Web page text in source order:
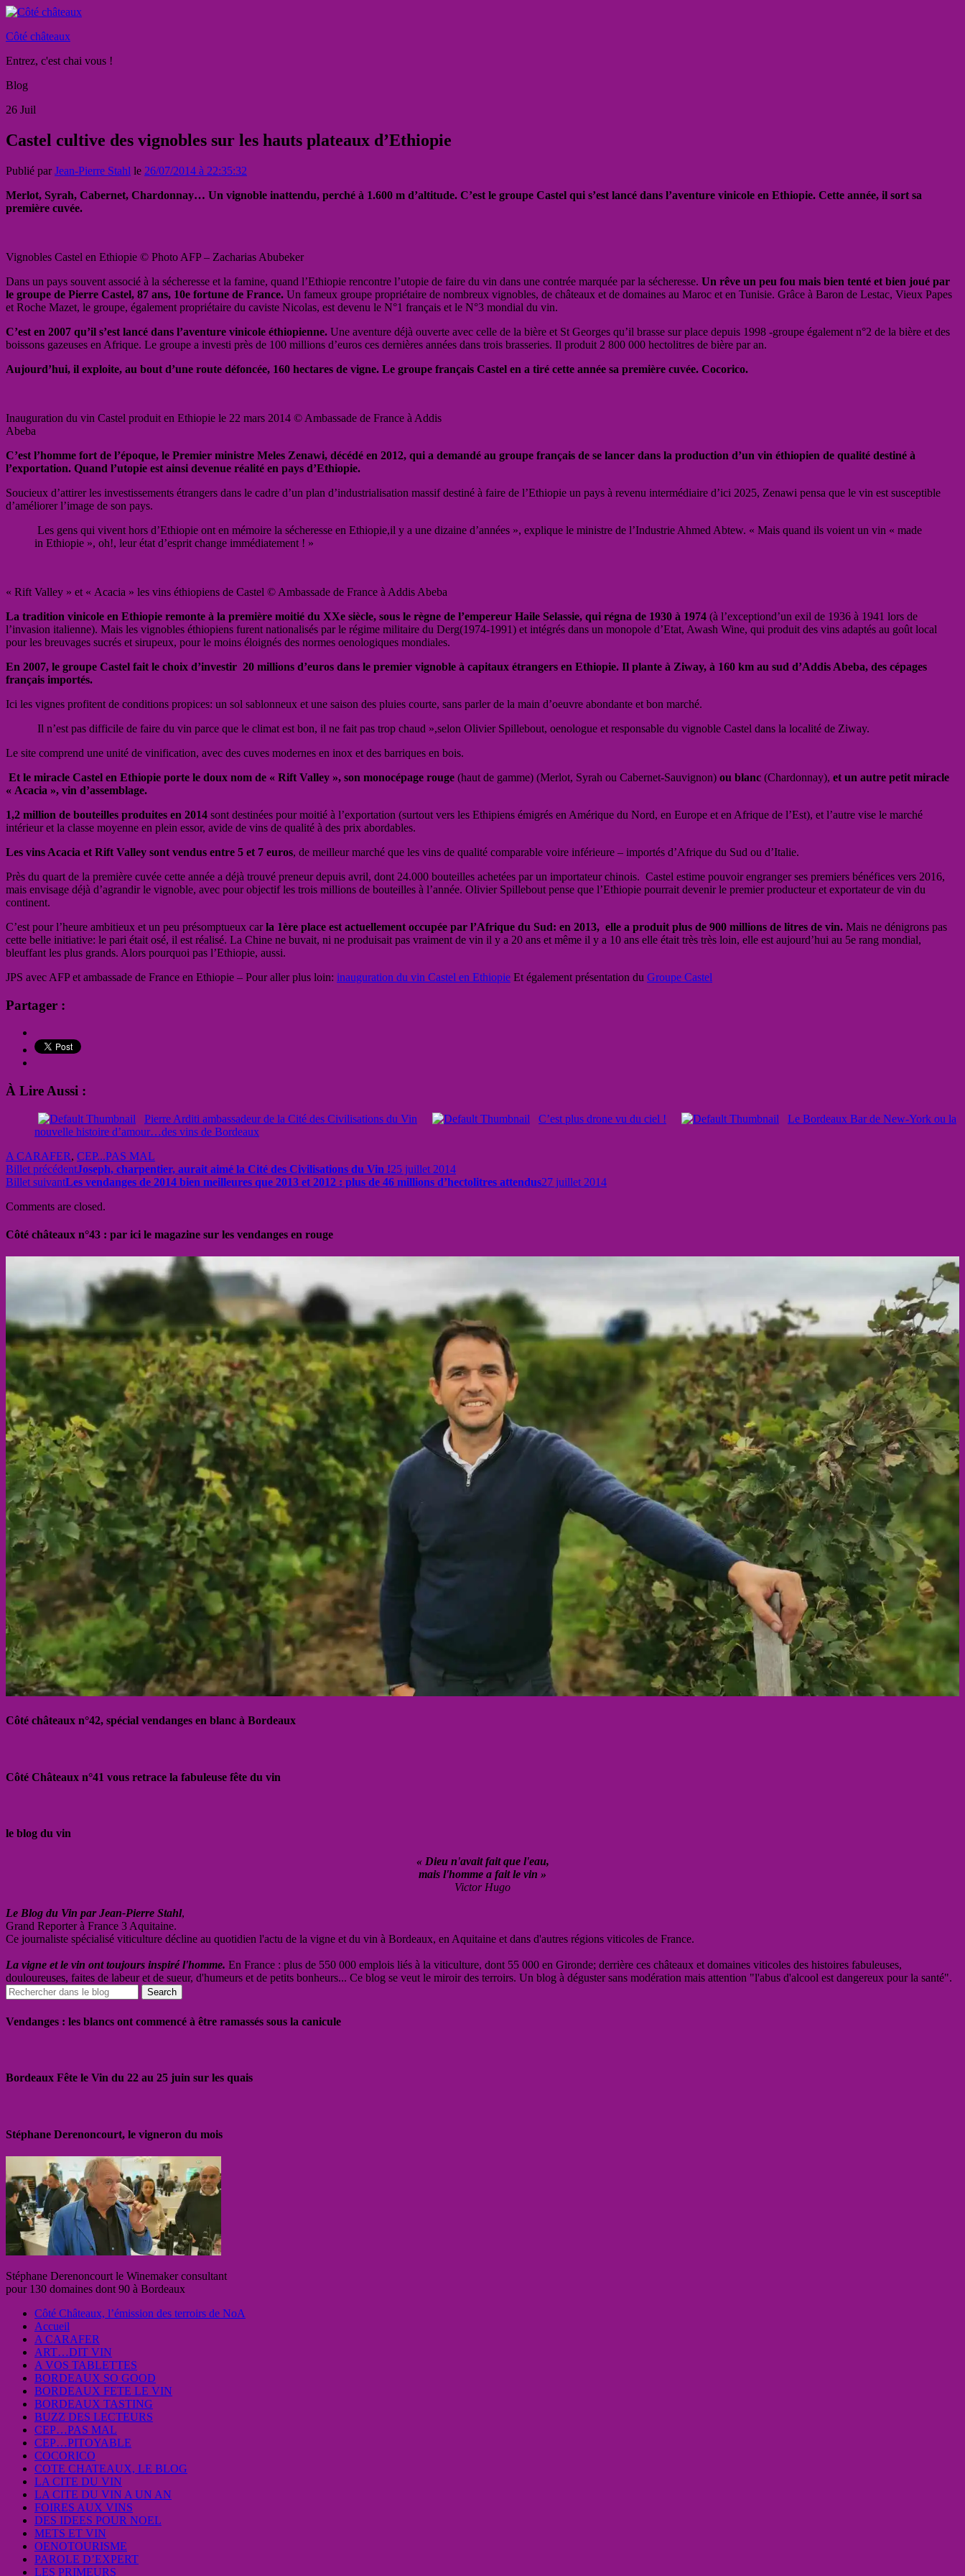
Côté châteaux
Entrez, c'est chai vous !
Blog
26 Juil
Castel cultive des vignobles sur les hauts plateaux d’Ethiopie
Publié parJean-Pierre Stahl le 26/07/2014 à 22:35:32
Merlot, Syrah, Cabernet, Chardonnay… Un vignoble inattendu, perché à 1.600 m d’altitude. C’est le groupe Castel qui s’est lancé dans l’aventure vinicole en Ethiopie. Cette année, il sort sa
première cuvée.
Vignobles Castel en Ethiopie © Photo AFP – Zacharias Abubeker
Dans un pays souvent associé à la sécheresse et la famine, quand l’Ethiopie rencontre l’utopie de faire du vin dans une contrée marquée par la sécheresse. Un rêve un peu fou mais bien tenté et bien joué par
le groupe de Pierre Castel, 87 ans, 10e fortune de France. Un fameux groupe propriétaire de nombreux vignobles, de châteaux et de domaines au Maroc et en Tunisie. Grâce à Baron de Lestac, Vieux Papes
et Roche Mazet, le groupe, également propriétaire du caviste Nicolas, est devenu le N°1 français et le N°3 mondial du vin.
C’est en 2007 qu’il s’est lancé dans l’aventure vinicole éthiopienne. Une aventure déjà ouverte avec celle de la bière et St Georges qu’il brasse sur place depuis 1998 -groupe également n°2 de la bière et des
boissons gazeuses en Afrique. Le groupe a investi près de 100 millions d’euros ces dernières années dans trois brasseries. Il produit 2 800 000 hectolitres de bière par an.
Aujourd’hui, il exploite, au bout d’une route défoncée, 160 hectares de vigne. Le groupe français Castel en a tiré cette année sa première cuvée. Cocorico.
Inauguration du vin Castel produit en Ethiopie le 22 mars 2014 © Ambassade de France à Addis
Abeba
C’est l’homme fort de l’époque, le Premier ministre Meles Zenawi, décédé en 2012, qui a demandé au groupe français de se lancer dans la production d’un vin éthiopien de qualité destiné à
l’exportation. Quand l’utopie est ainsi devenue réalité en pays d’Ethiopie.
Soucieux d’attirer les investissements étrangers dans le cadre d’un plan d’industrialisation massif destiné à faire de l’Ethiopie un pays à revenu intermédiaire d’ici 2025, Zenawi pensa que le vin est susceptible
d’améliorer l’image de son pays.
Les gens qui vivent hors d’Ethiopie ont en mémoire la sécheresse en Ethiopie,il y a une dizaine d’années », explique le ministre de l’Industrie Ahmed Abtew. « Mais quand ils voient un vin « made
in Ethiopie », oh!, leur état d’esprit change immédiatement ! »
« Rift Valley » et « Acacia » les vins éthiopiens de Castel © Ambassade de France à Addis Abeba
La tradition vinicole en Ethiopie remonte à la première moitié du XXe siècle, sous le règne de l’empereur Haile Selassie, qui régna de 1930 à 1974 (à l’exceptiond’un exil de 1936 à 1941 lors de
l’invasion italienne). Mais les vignobles éthiopiens furent nationalisés par le régime militaire du Derg(1974-1991) et intégrés dans un monopole d’Etat, Awash Wine, qui produit des vins adaptés au goût local
pour les breuvages sucrés et sirupeux, pour le moins éloignés des normes oenologiques mondiales.
En 2007, le groupe Castel fait le choix d’investir 20 millions d’euros dans le premier vignoble à capitaux étrangers en Ethiopie. Il plante à Ziway, à 160 km au sud d’Addis Abeba, des cépages
français importés.
Ici les vignes profitent de conditions propices: un sol sablonneux et une saison des pluies courte, sans parler de la main d’oeuvre abondante et bon marché.
Il n’est pas difficile de faire du vin parce que le climat est bon, il ne fait pas trop chaud »,selon Olivier Spillebout, oenologue et responsable du vignoble Castel dans la localité de Ziway.
Le site comprend une unité de vinification, avec des cuves modernes en inox et des barriques en bois.
Et le miracle Castel en Ethiopie porte le doux nom de « Rift Valley », son monocépage rouge (haut de gamme) (Merlot, Syrah ou Cabernet-Sauvignon) ou blanc (Chardonnay), et un autre petit miracle
« Acacia », vin d’assemblage.
1,2 million de bouteilles produites en 2014 sont destinées pour moitié à l’exportation (surtout vers les Ethipiens émigrés en Amérique du Nord, en Europe et en Afrique de l’Est), et l’autre vise le marché
intérieur et la classe moyenne en plein essor, avide de vins de qualité à des prix abordables.
Les vins Acacia et Rift Valley sont vendus entre 5 et 7 euros, de meilleur marché que les vins de qualité comparable voire inférieure – importés d’Afrique du Sud ou d’Italie.
Près du quart de la première cuvée cette année a déjà trouvé preneur depuis avril, dont 24.000 bouteilles achetées par un importateur chinois. Castel estime pouvoir engranger ses premiers bénéfices vers 2016,
mais envisage déjà d’agrandir le vignoble, avec pour objectif les trois millions de bouteilles à l’année. Olivier Spillebout pense que l’Ethiopie pourrait devenir le premier producteur et exportateur de vin du
continent.
C’est pour l’heure ambitieux et un peu présomptueux carla 1ère place est actuellement occupée par l’Afrique du Sud: en 2013, elle a produit plus de 900 millions de litres de vin. Mais ne dénigrons pas
cette belle initiative: le pari était osé, il est réalisé. La Chine ne buvait, ni ne produisait pas vraiment de vin il y a 20 ans et même il y a 10 ans elle était très très loin, elle est aujourd’hui au 5e rang mondial,
bleuffant les plus grands. Alors pourquoi pas l’Ethiopie, aussi.
JPS avec AFP et ambassade de France en Ethiopie – Pour aller plus loin: inauguration du vin Castel en Ethiopie Et également présentation du Groupe Castel
Partager :
À Lire Aussi :
Pierre Arditi ambassadeur de la Cité des Civilisations du Vin C’est plus drone vu du ciel !
Le Bordeaux Bar de New-York ou la
nouvelle histoire d’amour…des vins de Bordeaux
A CARAFER, CEP...PAS MAL
Billet précédentJoseph, charpentier, aurait aimé la Cité des Civilisations du Vin !25 juillet 2014
Billet suivantLes vendanges de 2014 bien meilleures que 2013 et 2012 : plus de 46 millions d’hectolitres attendus27 juillet 2014
Comments are closed.
Côté châteaux n°43 : par ici le magazine sur les vendanges en rouge
Côté châteaux n°42, spécial vendanges en blanc à Bordeaux
Côté Châteaux n°41 vous retrace la fabuleuse fête du vin
le blog du vin
« Dieu n'avait fait que l'eau,
mais l'homme a fait le vin »
Victor Hugo
Le Blog du Vin par Jean-Pierre Stahl,
Grand Reporter à France 3 Aquitaine.
Ce journaliste spécialisé viticulture décline au quotidien l'actu de la vigne et du vin à Bordeaux, en Aquitaine et dans d'autres régions viticoles de France.
La vigne et le vin ont toujours inspiré l'homme. En France : plus de 550 000 emplois liés à la viticulture, dont 55 000 en Gironde; derrière ces châteaux et domaines viticoles des histoires fabuleuses,
douloureuses, faites de labeur et de sueur, d'humeurs et de petits bonheurs... Ce blog se veut le miroir des terroirs. Un blog à déguster sans modération mais attention "l'abus d'alcool est dangereux pour la santé".
Vendanges : les blancs ont commencé à être ramassés sous la canicule
Bordeaux Fête le Vin du 22 au 25 juin sur les quais
Stéphane Derenoncourt, le vigneron du mois
Stéphane Derenoncourt le Winemaker consultant
pour 130 domaines dont 90 à Bordeaux
Côté Châteaux, l’émission des terroirs de NoA
Accueil
A CARAFER
ART…DIT VIN
A VOS TABLETTES
BORDEAUX SO GOOD
BORDEAUX FETE LE VIN
BORDEAUX TASTING
BUZZ DES LECTEURS
CEP…PAS MAL
CEP…PITOYABLE
COCORICO
COTE CHATEAUX, LE BLOG
LA CITE DU VIN
LA CITE DU VIN A UN AN
FOIRES AUX VINS
DES IDEES POUR NOEL
METS ET VIN
OENOTOURISME
PAROLE D’EXPERT
LES PRIMEURS